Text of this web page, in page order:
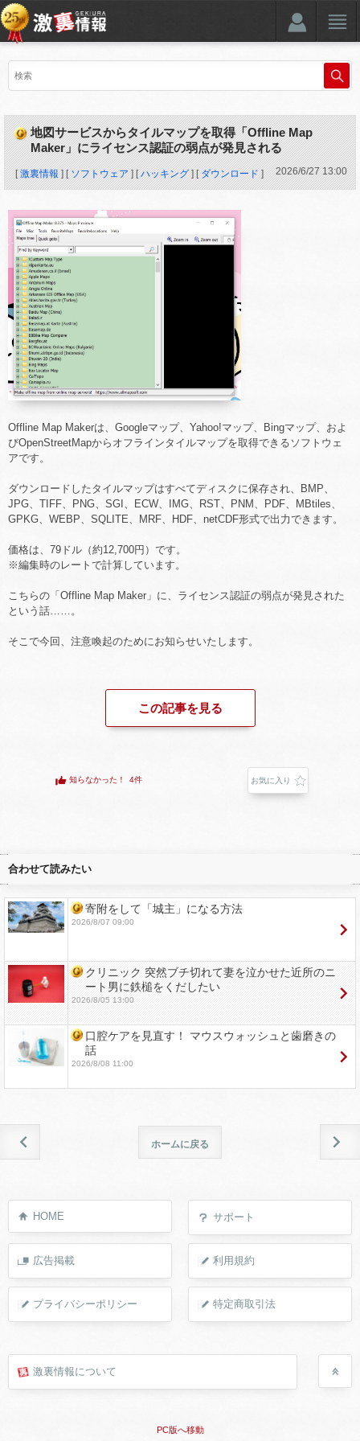
地図サービスからタイルマップを取得「Offline Map
Maker」にライセンス認証の弱点が発見される
[激裏情報 ] [ ソフトウェア ] [ハッキング] [ ダウンロード ] 2026/6/27 13:00
Offline Map Makerは、Googleマップ、Yahoo!マップ、Bingマップ、およ
びOpenStreetMapからオフラインタイルマップを取得できるソフトウェ
アです。
ダウンロードしたタイルマップはすべてディスクに保存され、BMP、
JPG、TIFF、PNG、SGI、ECW、IMG、RST、PNM、PDF、MBtiles、
GPKG、WEBP、SQLITE、MRF、HDF、netCDF形式で出力できます。
価格は、79ドル（約12,700円）です。
※編集時のレートで計算しています。
こちらの「Offline Map Maker」に、ライセンス認証の弱点が発見された
という話……。
そこで今回、注意喚起のためにお知らせいたします。
この記事を見る
知らなかった！ 4件 お気に入り
合わせて読みたい
寄附をして「城主」になる方法
2026/8/07 09:00
クリニック 突然ブチ切れて妻を泣かせた近所のニ
ート男に鉄槌をくだしたい
2026/8/05 13:00
口腔ケアを見直す！ マウスウォッシュと歯磨きの
話
2026/8/08 11:00
ホームに戻る
HOME サポート
広告掲載 利用規約
プライバシーポリシー 特定商取引法
激裏情報について
PC版へ移動